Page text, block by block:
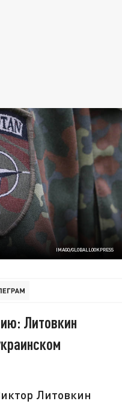
IMAGO/GLOBALLOOKPRESS
Литовкин
Литовкин